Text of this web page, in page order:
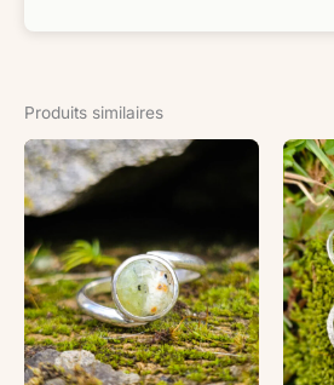
Produits similaires